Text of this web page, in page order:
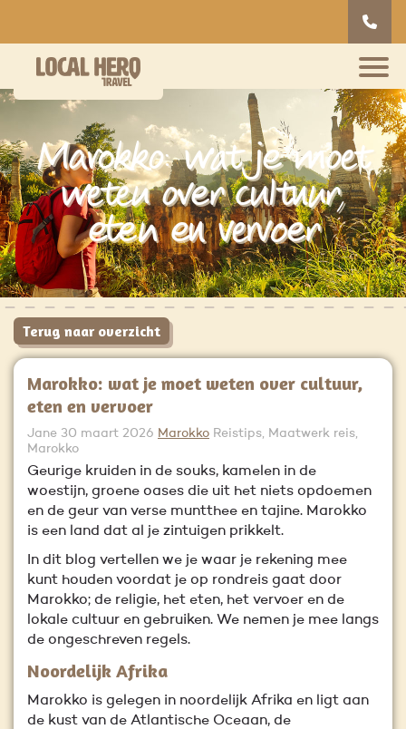
Marokko: wat je moet
weten over cultuur,
eten en vervoer
Marokko: wat je moet weten over cultuur,
eten en vervoer
Jane 30 maart 2026 Marokko Reistips, Maatwerk reis,
Marokko
Geurige kruiden in de souks, kamelen in de
woestijn, groene oases die uit het niets opdoemen
en de geur van verse muntthee en tajine. Marokko
is een land dat al je zintuigen prikkelt.
In dit blog vertellen we je waar je rekening mee
kunt houden voordat je op rondreis gaat door
Marokko; de religie, het eten, het vervoer en de
lokale cultuur en gebruiken. We nemen je mee langs
de ongeschreven regels.
Noordelijk Afrika
Marokko is gelegen in noordelijk Afrika en ligt aan
de kust van de Atlantische Oceaan, de
Terug naar overzicht